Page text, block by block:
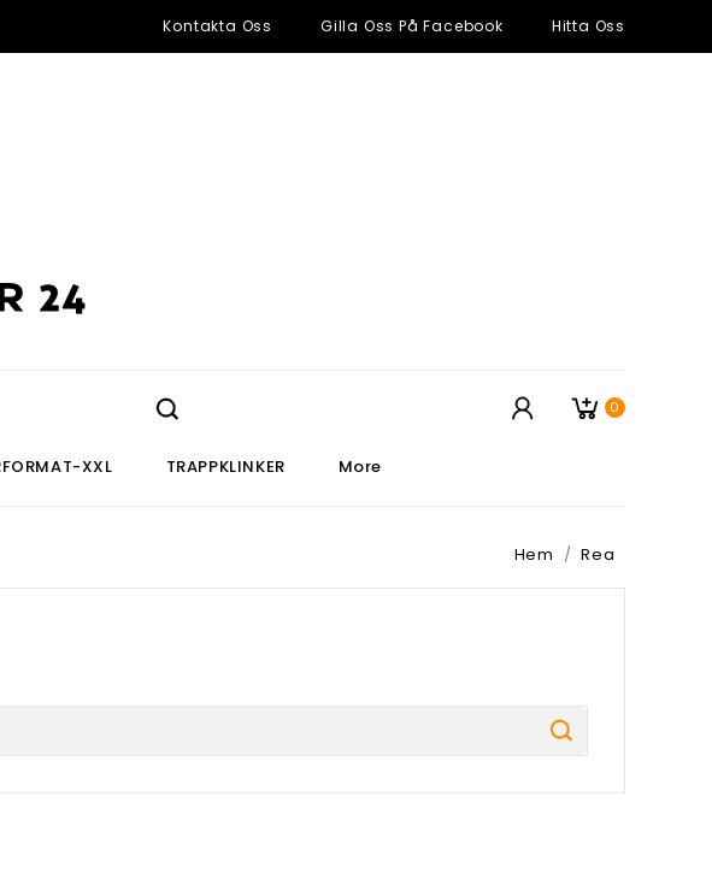
Kontakta Oss Gilla Oss På Facebook Hitta Oss
0
XXL TRAPPKLINKER More
Hem Rea